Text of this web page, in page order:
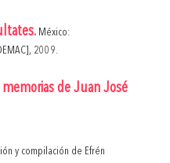
México:
2009.
de Juan José
y compilación de Efrén